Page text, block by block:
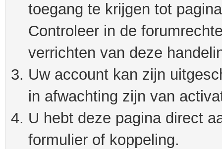
toegang te krijgen tot
Controleer in de
verrichten van deze
Uw account kan zijn
in afwachting zijn van
U hebt deze pagina direct
formulier of koppeling.